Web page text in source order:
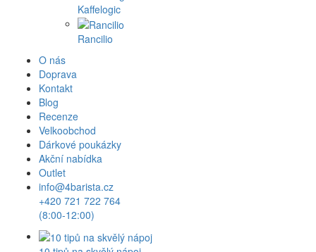
Kaffelogic
Rancilio
O nás
Doprava
Kontakt
Blog
Recenze
Velkoobchod
Dárkové poukázky
Akční nabídka
Outlet
info@4barista.cz
+420 721 722 764
(8:00-12:00)